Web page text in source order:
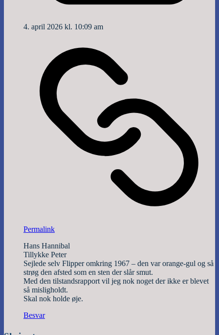
4. april 2026 kl. 10:09 am
Permalink
Hans Hannibal
Tillykke Peter
Sejlede selv Flipper omkring 1967 – den var orange-gul og så
strøg den afsted som en sten der slår smut.
Med den tilstandsrapport vil jeg nok noget der ikke er blevet
så misligholdt.
Skal nok holde øje.
Besvar